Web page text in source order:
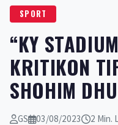
SPORT
“KY
KRITIKON
SHOHIM
GS 03/08/2023 2 Min.